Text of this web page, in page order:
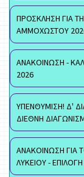
ΠΡΟΣΚΛΗΣΗ ΓΙΑ
ΑΜΜΟΧΩΣΤΟΥ
ΑΝΑΚΟΙΝΩΣΗ -
2026
ΥΠΕΝΘΥΜΙΣΗ! Δ'
ΔΙΕΘΝΗ
ΑΝΑΚΟΙΝΩΣΗ ΓΙΑ
ΛΥΚΕΙΟΥ -